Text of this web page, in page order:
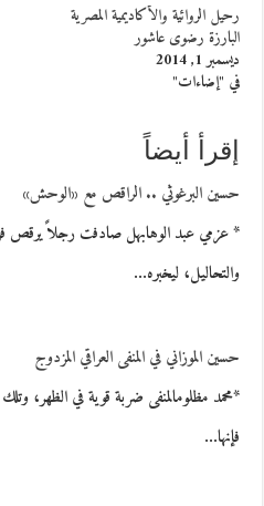
رحيل الروائية والأكاديمية المصرية
البارزة رضوى عاشور
ديسمبر 1, 2014
في "إضاءات"
إقرأ أيضاً
حسين البرغوثي .. الراقص مع «الوحش»
* عزمي عبد الوهابهل صادفت رجلاً يرقص
والتحاليل، ليخبره…
حسين الموزاني في المنفى العراقي المزدوج
*محمد مظلومالمنفى ضربة قوية في الظهر،
فإنها…